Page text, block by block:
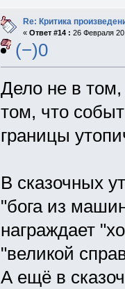
Re: Критика
« Ответ #14 : 26 Февраля
(−)0
Дело не в
том, что
границы
В сказочных
"бога из
награждает
"великой
А ещё в